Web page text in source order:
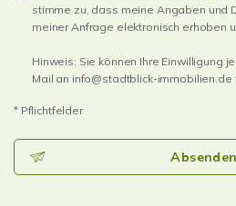
stimme zu, dass meine Angaben und
meiner Anfrage elektronisch erhoben
Hinweis: Sie können Ihre Einwilligung
Mail an info@stadtblick-immobilien.de
* Pflichtfelder
Absenden